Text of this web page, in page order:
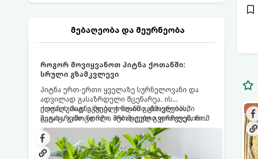
მებაღეობა და მეურნეობა
როგორ მოვიყვანოთ პიტნა ქოთანში:
სრული გზამკვლევი
პიტნა ერთ-ერთი ყველაზე სურნელოვანი და
ადვილად გასაზრდელი მცენარეა. ის
იდეალურად ეგუება ქოთანში ცხოვრებას,
მეტიც, გამოცდილი მებაღეები გვირჩევენ, რომ
პიტნა მხოლოდ ქოთანში მოვიყვანოთ, რადგან
ღია გრუნტში (ბაღში) დარგვისას ის ფესვებით
ძალიან სწრაფად ვრცელდება და სხვა
მცენარეებს ავიწროებს.
ქოთნის პიტნა მთელი წლის განმავლობაში
გაგახარებთ ნორჩი, არომატული ფოთლებით
ჩაის, ლიმონათისა თუ კერძებისთვის.